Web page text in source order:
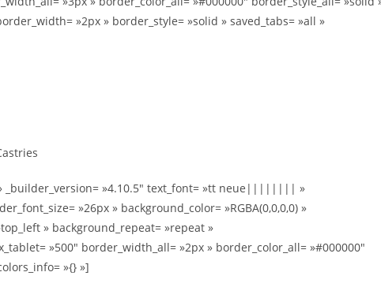
»2px » border_style= »solid » saved_tabs= »all »
_builder_version= »4.10.5″ text_font= »tt neue|||||||| »
»26px » background_color= »RGBA(0,0,0,0) »
» background_repeat= »repeat »
»500″ border_width_all= »2px » border_color_all= »#000000″
»{} »]